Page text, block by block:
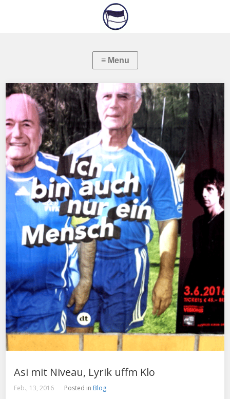
Asi mit Niveau, Lyrik uffm Klo
Feb., 13, 2016 Posted in Blog